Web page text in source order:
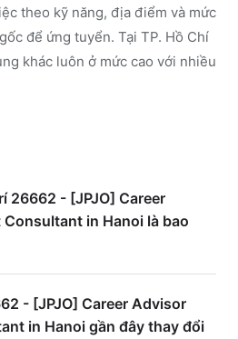
theo kỹ năng, địa điểm và mức
để ứng tuyển. Tại TP. Hồ Chí
khác luôn ở mức cao với nhiều
26662 - [JPJO] Career
in Hanoi là bao
- [JPJO] Career Advisor
in Hanoi gần đây thay đổi